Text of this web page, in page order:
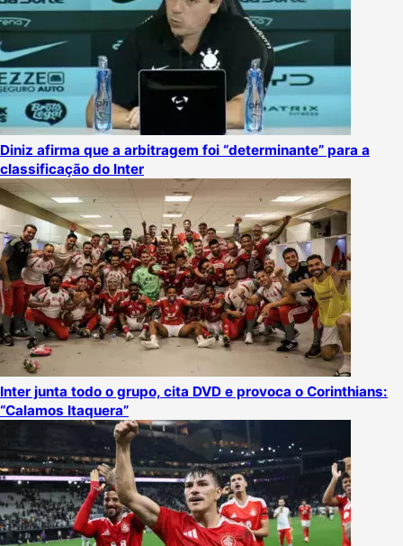
Diniz afirma que a arbitragem foi “determinante” para a
classificação do Inter
Inter junta todo o grupo, cita DVD e provoca o Corinthians:
“Calamos Itaquera”